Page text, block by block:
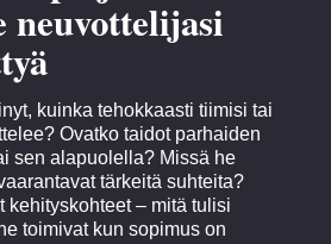
neuvottelijasi
kuinka tehokkaasti tiimisi tai
Ovatko taidot parhaiden
sen alapuolella? Missä he
tärkeitä suhteita?
kehityskohteet – mitä tulisi
toimivat kun sopimus on